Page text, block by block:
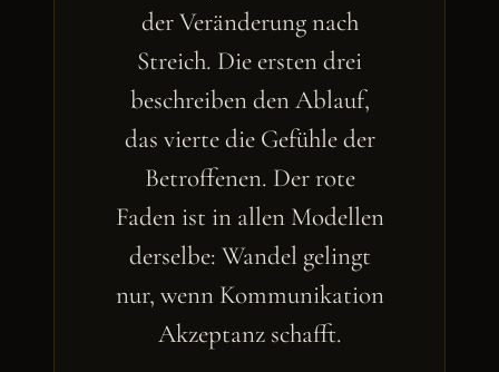
der Veränderung nach
Streich. Die ersten drei
beschreiben den Ablauf,
das vierte die Gefühle der
Betroffenen. Der rote
Faden ist in allen Modellen
derselbe: Wandel gelingt
nur, wenn Kommunikation
Akzeptanz schafft.